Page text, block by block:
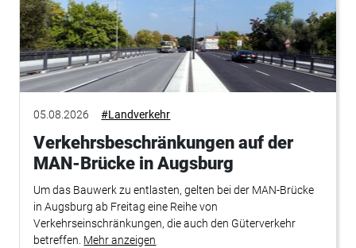
05.08.2026 #Landverkehr
Verkehrsbeschränkungen auf der
MAN-Brücke in Augsburg
Um das Bauwerk zu entlasten, gelten bei der MAN-Brücke
in Augsburg ab Freitag eine Reihe von
Verkehrseinschränkungen, die auch den Güterverkehr
betreffen. Mehr anzeigen